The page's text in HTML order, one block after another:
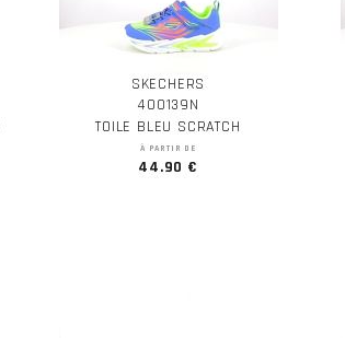
SKECHERS
400139N
TOILE BLEU SCRATCH
À PARTIR DE
44.90 €